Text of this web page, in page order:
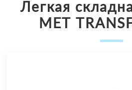
Легкая
МЕТ